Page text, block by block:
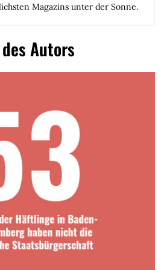
Magazins unter der Sonne.
Autors